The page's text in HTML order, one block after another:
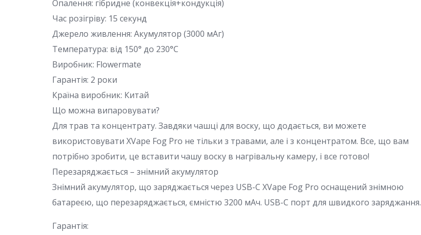
Опалення: гібридне (конвекція+кондукція)
Час розігріву: 15 секунд
Джерело живлення: Акумулятор (3000 мАг)
Температура: від 150° до 230°C
Виробник: Flowermate
Гарантія: 2 роки
Країна виробник: Китай
Що можна випаровувати?
Для трав та концентрату. Завдяки чашці для воску, що додається, ви можете
використовувати XVape Fog Pro не тільки з травами, але і з концентратом. Все, що вам
потрібно зробити, це вставити чашу воску в нагрівальну камеру, і все готово!
Перезаряджається – знімний акумулятор
Знімний акумулятор, що заряджається через USB-C XVape Fog Pro оснащений знімною
батареєю, що перезаряджається, ємністю 3200 мАч. USB-C порт для швидкого заряджання.
Гарантія: